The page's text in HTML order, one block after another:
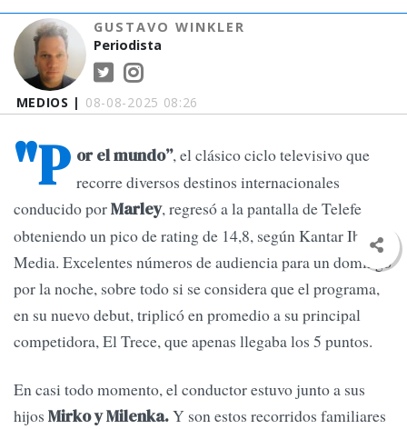
MEDIOS | 08-08-2025 08:26
GUSTAVO WINKLER
Periodista
"P or el mundo”, el clásico ciclo televisivo que
recorre diversos destinos internacionales
conducido porMarley, regresó a la pantalla de Telefe
obteniendo un pico de rating de 14,8, según Kantar Ibope
Media. Excelentes números de audiencia para un domingo
por la noche, sobre todo si se considera que el programa,
en su nuevo debut, triplicó en promedio a su principal
competidora, El Trece, que apenas llegaba los 5 puntos.
En casi todo momento, el conductor estuvo junto a sus
hijos Mirko y Milenka.Y son estos recorridos familiares